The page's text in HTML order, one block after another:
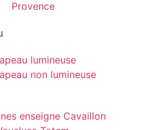
lumineuse
non lumineuse